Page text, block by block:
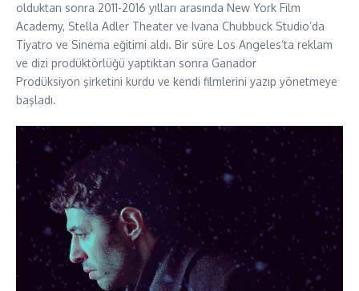
olduktan sonra 2011-2016 yılları arasında New York Film
Academy, Stella Adler Theater ve Ivana Chubbuck Studio’da
Tiyatro ve Sinema eğitimi aldı. Bir süre Los Angeles’ta reklam
ve dizi prodüktörlüğü yaptıktan sonra Ganador
Prodüksiyon şirketini kurdu ve kendi filmlerini yazıp yönetmeye
başladı.